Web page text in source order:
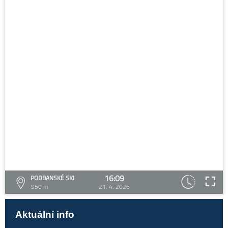
PODBANSKÉ SKI
950 m
16:09
21. 4. 2026
Aktuální info